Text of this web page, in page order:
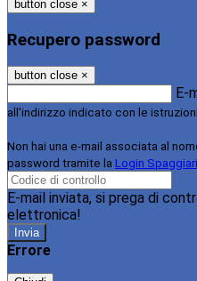
button close ×
Recupero password
button close ×
E-
all'indirizzo indicato con le
Non hai una e-mail associata al
password tramite la Login Spaggiari
E-mail inviata, si prega di
elettronica!
Errore